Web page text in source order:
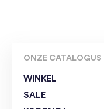
ONZE CATALOGUS
WINKEL
SALE